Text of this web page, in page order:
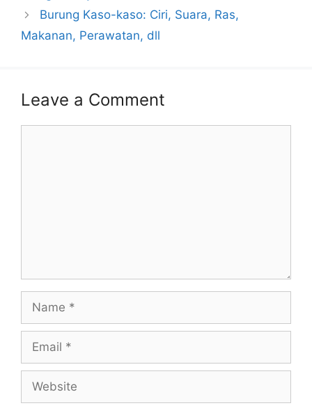
Burung Kaso-kaso: Ciri, Suara, Ras,
Makanan, Perawatan, dll
Leave a Comment
Name
Email
Website